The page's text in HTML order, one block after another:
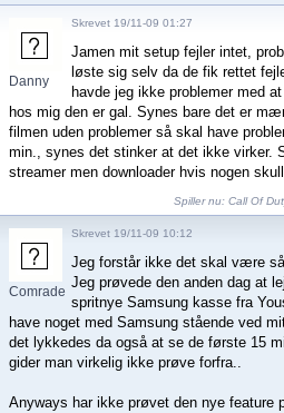
Danny
Skrevet 19/11-09 01:27
Jamen mit setup fejler intet,
løste sig selv da de fik rettet
havde jeg ikke problemer med
hos mig den er gal. Synes bare det er
filmen uden problemer så skal have
min., synes det stinker at det ikke virker.
streamer men downloader hvis nogen
Spiller nu: Call Of
Comrade
Skrevet 19/11-09 10:12
Jeg forstår ikke det skal være
Jeg prøvede den anden dag at
spritnye Samsung kasse fra
have noget med Samsung stående ved
det lykkedes da også at se de første 15
gider man virkelig ikke prøve forfra..
Anyways har ikke prøvet den nye feature